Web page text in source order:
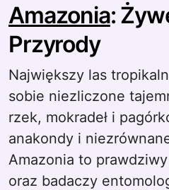
Amazonia:
Przyrody
Największy las
sobie niezliczone
rzek, mokradeł i
anakondy i
Amazonia to
oraz badaczy